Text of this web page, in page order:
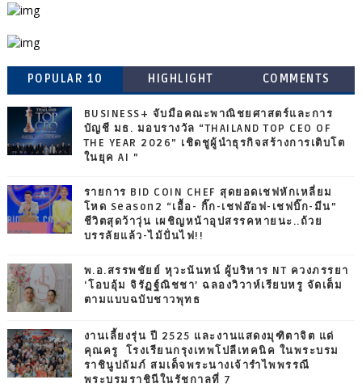
POPULAR 10 HIGHLIGHT COMMENTS
BUSINESS+ จับมือคณะพาณิชยศาสตร์และการ
บัญชี มธ. มอบรางวัล “THAILAND TOP CEO OF
THE YEAR 2026” เชิดชูผู้นำธุรกิจสร้างการเติบโต
ในยุค AI ”
รายการ BID COIN CHEF สุดยอดเชฟหักเหลี่ยม
โหด Season2 “เอื้อ- กิ๊ก-เชฟอ๊อฟ-เชฟบิ๊ก-มีน”
ชีวิตสุดว้าวุ่น เผชิญหน้าอุปสรรคหายนะ..ถ้วย
บรรลัยแล้ว-ไม้ปั่นไฟ!!
พ.อ.สรรพชัยย์ หุวะนันทน์ ผู้บริหาร NT ควงภรรยา
‘โอบอุ้ม จิรัฏฐ์ณิชชา’ ฉลองวิวาห์เรียบหรู จัดเต็ม
ตามแบบฉบับชาวพุทธ
งานเลี้ยงรุ่น ปี 2525 และงานแสดงมุฑิตาจิต แด่
คุณครู โรงเรียนกรุงเทพโปลีเทคนิค ในพระบรม
ราชินูปถัมภ์ สมเด็จพระนางเจ้ารำไพพรรณี
พระบรมราชินีในรัชกาลที่ 7